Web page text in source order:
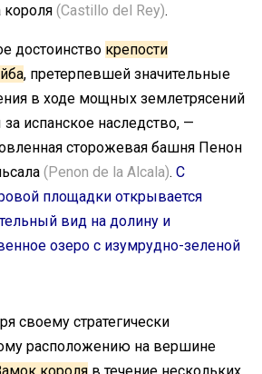
короля (Castillo del Rey).
достоинство крепости
, претерпевшей значительные
в ходе мощных землетрясений
испанское наследство, —
сторожевая башня Пенон
(Penon de la Alcala). С
площадки открывается
вид на долину и
озеро с изумрудно-зеленой
своему стратегически
расположению на вершине